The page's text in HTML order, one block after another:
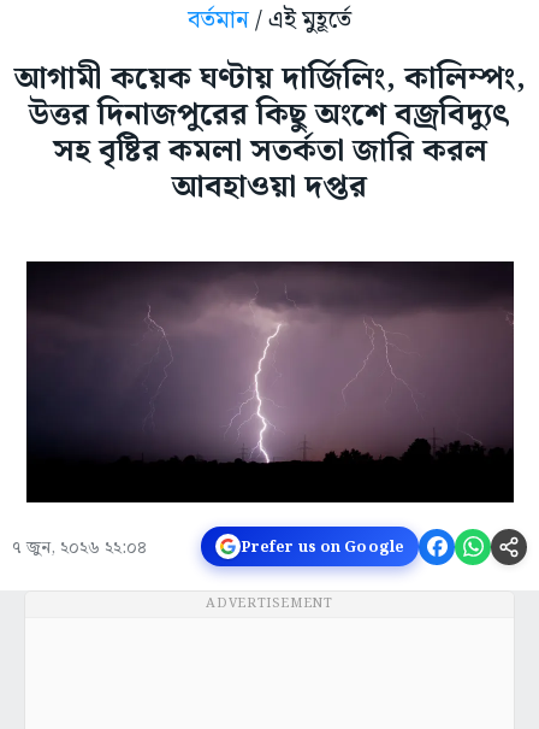
বর্তমান/ এই মুহূর্তে
আগামী কয়েক ঘণ্টায় দার্জিলিং, কালিম্পং,
উত্তর দিনাজপুরের কিছু অংশে বজ্রবিদ্যুৎ
সহ বৃষ্টির কমলা সতর্কতা জারি করল
আবহাওয়া দপ্তর
৭ জুন, ২০২৬ ২২:০৪ Prefer us on Google
ADVERTISEMENT